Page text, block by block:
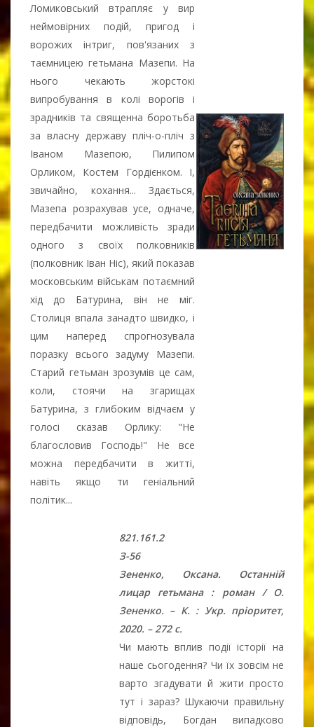
Ломиковський втрапляє у вир
неймовірних подій, пригод і
ворожих інтриг, пов'язаних з
таємницею гетьмана Мазепи. На
нього чекають жорстокі
випробування в колі ворогів і
зрадників та священна боротьба
за власну державу пліч-о-пліч з
Іваном Мазепою, Пилипом
Орликом, Костем Гордієнком. І,
звичайно, кохання... Здається,
Мазепа розрахував усе, одначе,
передбачити можливість зради
одного з своїх полковників
(полковник Іван Ніс), який показав
московським військам потаємний
хід до Батурина, він не міг.
Столиця впала занадто швидко, і
цим наперед спрогнозувала
поразку всього задуму Мазепи.
Старий гетьман зрозумів це сам,
коли, стоячи на згарищах
Батурина, з глибоким відчаєм у
голосі сказав Орлику: "Не
благословив Господь!" Не все
можна передбачити в житті,
навіть якщо ти геніальний
політик...
821.161.2
З-56
Зененко, Оксана. Останній
лицар гетьмана : роман / О.
Зененко. – К. : Укр. пріоритет,
2020. – 272 с.
Чи мають вплив події історії на
наше сьогодення? Чи їх зовсім не
варто згадувати й жити просто
тут і зараз? Шукаючи правильну
відповідь, Богдан випадково